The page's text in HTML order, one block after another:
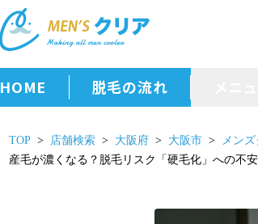
HOME 脱毛の流れ
メニ
TOP 店舗検索 大阪府 大阪市 メン
産毛が濃くなる？脱毛リスク「硬毛化」への不